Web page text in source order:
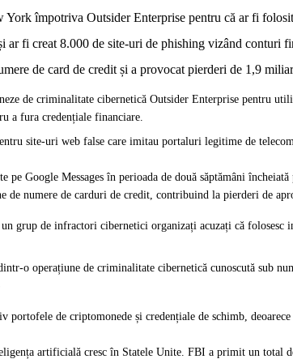
împotriva Outsider Enterprise pentru că ar fi
fi creat 8.000 de site-uri de phishing vizând conturi
de card de credit și a provocat pierderi de 1,9
de criminalitate cibernetică Outsider Enterprise pentru
a fura credențiale financiare.
site-uri web false care imitau portaluri legitime de
pe Google Messages în perioada de două săptămâni
de numere de carduri de credit, contribuind la pierderi de
grup de infractori cibernetici organizați acuzați că
o operațiune de criminalitate cibernetică cunoscută sub
de criptomonede și credențiale de schimb,
artificială cresc în Statele Unite. FBI a primit un